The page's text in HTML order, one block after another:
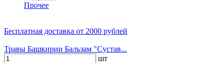
Прочее
Бесплатная доставка от 2000 рублей
Травы Башкирии Бальзам "Сустав...
шт